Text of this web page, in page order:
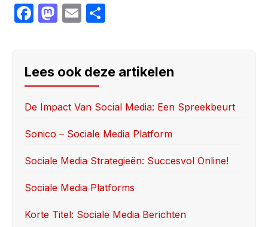
F
e
b
o
o
M
o
d
o
n
E
e
Lees ook deze artikelen
De Impact Van Social Media: Een Spreekbeurt
Sonico – Sociale Media Platform
Sociale Media Strategieën: Succesvol Online!
Sociale Media Platforms
Korte Titel: Sociale Media Berichten